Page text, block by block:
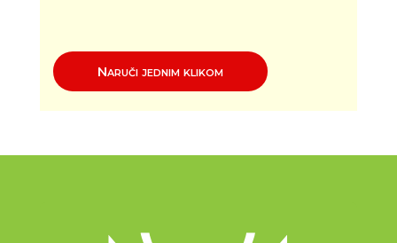
Naruči jednim klikom